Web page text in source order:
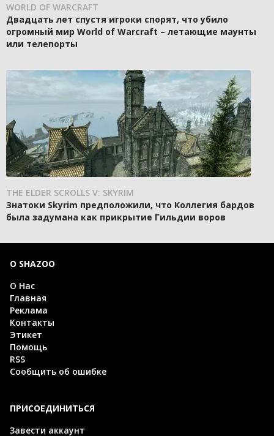
WORLD OF WARCRAFT
Двадцать лет спустя игроки спорят, что убило
огромный мир World of Warcraft – летающие маунты
или телепорты
THE ELDER SCROLLS V: SKYRIM
Знатоки Skyrim предположили, что Коллегия бардов
была задумана как прикрытие Гильдии воров
О SHAZOO
О Нас
Главная
Реклама
Контакты
Этикет
Помощь
RSS
Сообщить об ошибке
ПРИСОЕДИНИТЬСЯ
Завести аккаунт